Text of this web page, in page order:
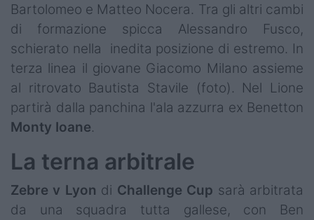
Bartolomeo e Matteo Nocera. Tra gli altri cambi
di formazione spicca Alessandro Fusco,
schierato nella inedita posizione di estremo. In
terza linea il giovane Giacomo Milano assieme
al ritrovato Bautista Stavile (foto). Nel Lione
partirà dalla panchina l'ala azzurra ex Benetton
Monty Ioane.
La terna arbitrale
Zebre v Lyon di Challenge Cup sarà arbitrata
da una squadra tutta gallese, con Ben